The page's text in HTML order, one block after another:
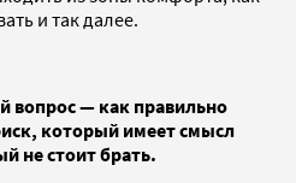
и так далее.
вопрос — как правильно
который имеет смысл
не стоит брать.